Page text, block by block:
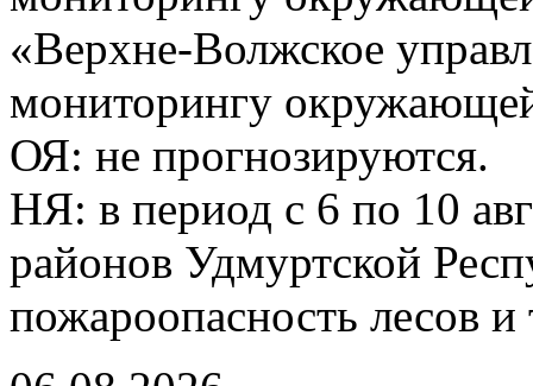
«Верхне-Волжское
мониторингу
ОЯ: не прогнозируются.
НЯ: в период с 6 по 10
районов Удмуртской
пожароопасность лесов